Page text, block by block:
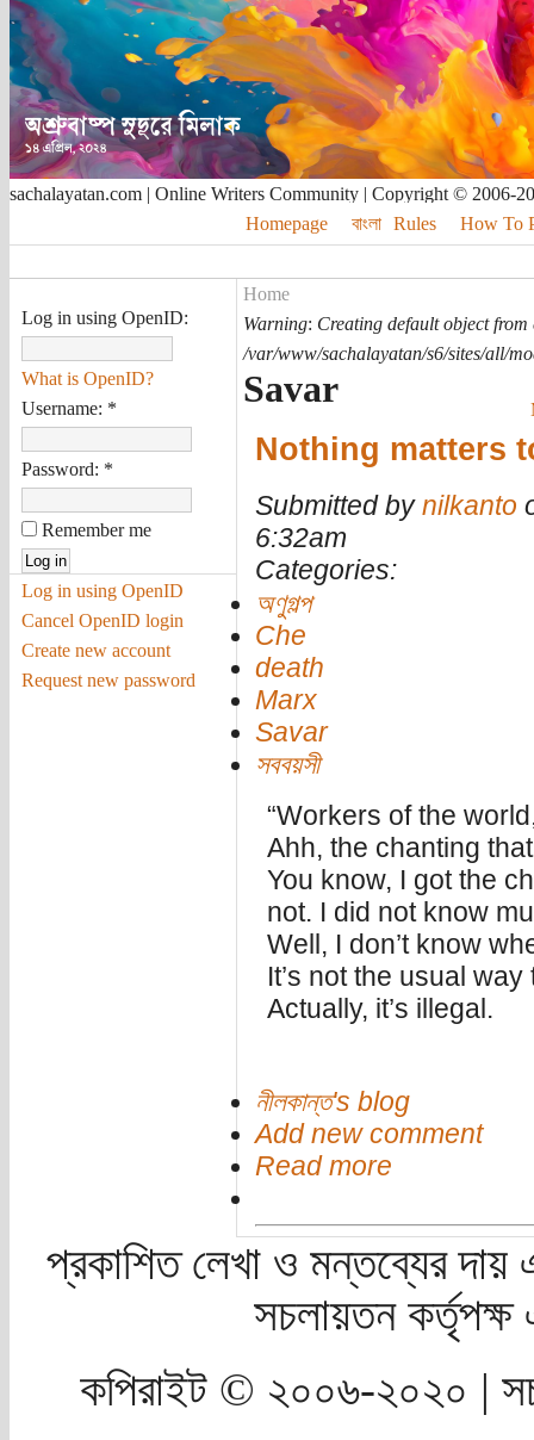
sachalayatan.com | Online Writers Community | Copyright © 2006-
Homepage
বাংলা Rules How To
Log in using OpenID:
What is OpenID?
Username: *
Password: *
Remember me
Log in using OpenID
Cancel OpenID login
Create new account
Request new password
Home
Warning: Creating default object from
/var/www/sachalayatan/s6/sites/all/
Savar
Nothing matters
Submitted by nilkanto
6:32am
Categories:
অণুগল্প
Che
death
Marx
Savar
সববয়সী
“Workers of the
Ahh, the chanting
You know, I got the
not. I did not know
Well, I don’t know
It’s not the usual
Actually, it’s illegal.
নীলকান্ত's blog
Add new comment
Read more
প্রকাশিত লেখা ও মন্তব্যের দায়
সচলায়তন
কপিরাইট © ২০০৬-২০২০ |